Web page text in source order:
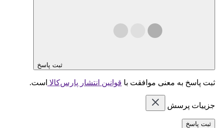
ثبت پاسخ
ثبت پاسخ به معنی موافقت با قوانین انتشار پارس‌کالا است.
جزییات پرسش
ثبت پاسخ